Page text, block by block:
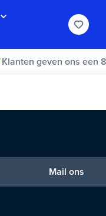
Klanten geven ons een
Mail ons